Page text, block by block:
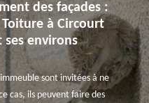
des façades :
à Circourt
ses environs
sont invitées à ne
cas, ils peuvent faire des